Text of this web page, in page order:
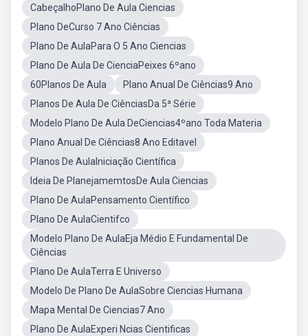
CabeçalhoPlano De Aula Ciencias
Plano DeCurso 7 Ano Ciências
Plano De AulaPara O 5 Ano Ciencias
Plano De Aula De CienciaPeixes 6ºano
60Planos De Aula
Plano Anual De Ciências9 Ano
Planos De Aula De CiênciasDa 5ª Série
Modelo Plano De Aula DeCiencias4ºano Toda Materia
Plano Anual De Ciências8 Ano Editavel
Planos De AulaIniciação Científica
Ideia De PlanejamemtosDe Aula Ciencias
Plano De AulaPensamento Científico
Plano De AulaCientifco
Modelo Plano De AulaEja Médio E Fundamental De
Ciências
Plano De AulaTerra E Universo
Modelo De Plano De AulaSobre Ciencias Humana
Mapa Mental De Ciencias7 Ano
Plano De AulaExperi Ncias Cientificas